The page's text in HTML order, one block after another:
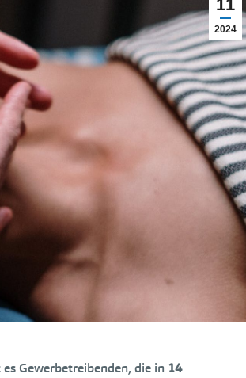
11
2024
Gewerbetreibenden, die in 14